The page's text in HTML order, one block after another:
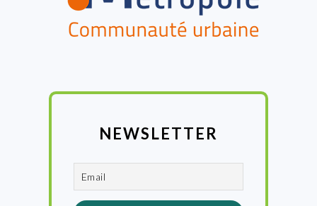
NEWSLETTER